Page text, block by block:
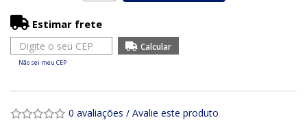
Estimar frete
Não sei meu CEP
0 avaliações / Avalie este produto